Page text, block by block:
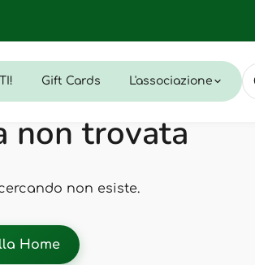
Gift Cards L'associazione
non trovata
non esiste.
Home